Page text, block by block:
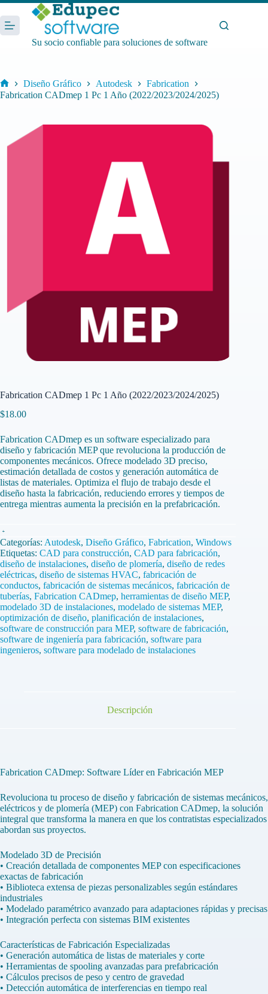
Saltar
al
contenido
Su socio confiable para soluciones de software
Inicio
Diseño Gráfico Autodesk
Fabrication
Fabrication CADmep 1 Pc 1 Año (2022/2023/2024/2025)
Fabrication CADmep 1 Pc 1 Año (2022/2023/2024/2025)
$18.00
Fabrication CADmep es un software especializado para
diseño y fabricación MEP que revoluciona la producción de
componentes mecánicos. Ofrece modelado 3D preciso,
estimación detallada de costos y generación automática de
listas de materiales. Optimiza el flujo de trabajo desde el
diseño hasta la fabricación, reduciendo errores y tiempos de
entrega mientras aumenta la precisión en la prefabricación.
Fabrication
CADmep
1
Pc
1
Año
(2022/2023/2024/2025)
cantidad
Categorías: Autodesk, Diseño Gráfico, Fabrication, Windows
Etiquetas: CAD para construcción, CAD para fabricación,
diseño de instalaciones, diseño de plomería, diseño de redes
eléctricas, diseño de sistemas HVAC, fabricación de
conductos, fabricación de sistemas mecánicos, fabricación de
tuberías, Fabrication CADmep, herramientas de diseño MEP,
modelado 3D de instalaciones, modelado de sistemas MEP,
optimización de diseño, planificación de instalaciones,
software de construcción para MEP, software de fabricación,
software de ingeniería para fabricación, software para
ingenieros, software para modelado de instalaciones
Descripción
Fabrication CADmep: Software Líder en Fabricación MEP
Revoluciona tu proceso de diseño y fabricación de sistemas mecánicos,
eléctricos y de plomería (MEP) con Fabrication CADmep, la solución
integral que transforma la manera en que los contratistas especializados
abordan sus proyectos.
Modelado 3D de Precisión
• Creación detallada de componentes MEP con especificaciones
exactas de fabricación
• Biblioteca extensa de piezas personalizables según estándares
industriales
• Modelado paramétrico avanzado para adaptaciones rápidas y precisas
• Integración perfecta con sistemas BIM existentes
Características de Fabricación Especializadas
• Generación automática de listas de materiales y corte
• Herramientas de spooling avanzadas para prefabricación
• Cálculos precisos de peso y centro de gravedad
• Detección automática de interferencias en tiempo real